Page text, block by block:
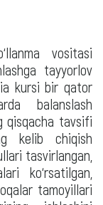
vositasi
tayyorlov
kursi bir qator
balanslash
qisqacha tavsifi
kelib chiqish
tasvirlangan,
ko‘rsatilgan,
tamoyillari